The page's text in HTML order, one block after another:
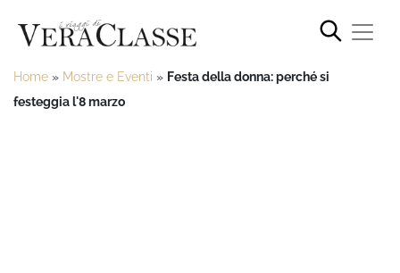
Home » Mostre e Eventi » Festa della donna: perché si
festeggia l'8 marzo